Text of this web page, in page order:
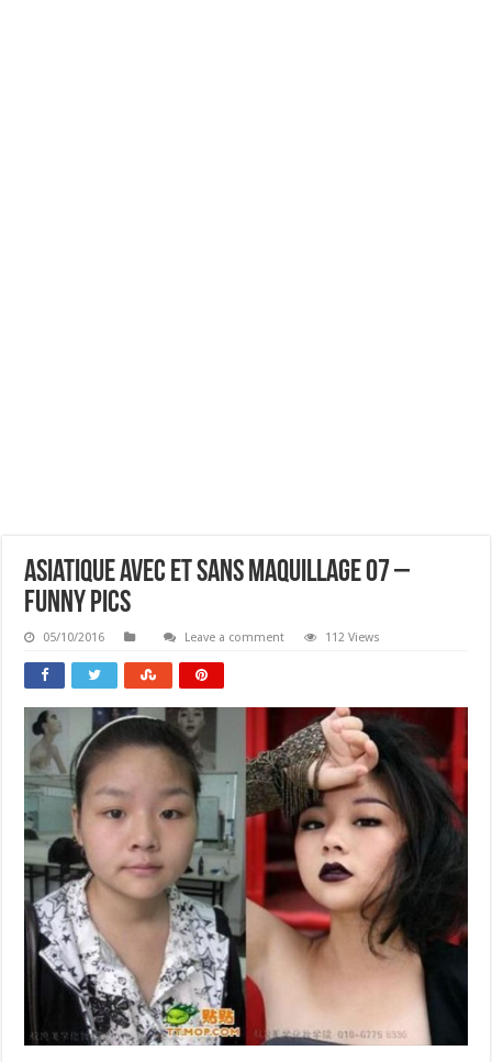
Asiatique Avec Et Sans Maquillage 07 –
Funny Pics
05/10/2016 Leave a comment 112 Views